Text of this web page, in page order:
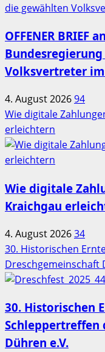
die gewählten
OFFENER BRIEF
Volksvertreter
4. August 202694
Wie digitale
erleichtern
Wie digitale
Kraichgau
4. August 202634
30. Historischen
Dreschgemeinschaft
30. Historischen
Schleppertreffen
Dühren e.V.